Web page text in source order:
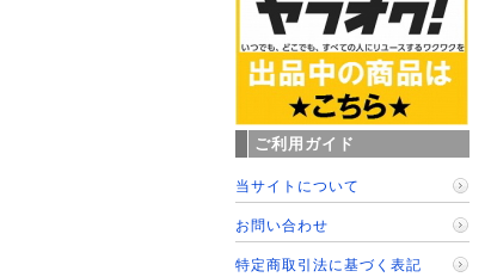
ご利用ガイド
当サイトについて
お問い合わせ
特定商取引法に基づく表記